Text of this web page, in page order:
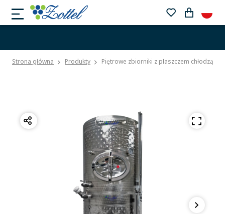
Strona główna Produkty Piętrowe zbiorniki z płaszczem chłodzącym